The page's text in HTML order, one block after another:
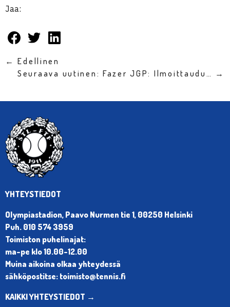
Jaa:
← Edellinen
Seuraava uutinen: Fazer JGP: Ilmoittaudu… →
YHTEYSTIEDOT
Olympiastadion, Paavo Nurmen tie 1, 00250 Helsinki
Puh. 010 574 3959
Toimiston puhelinajat:
ma-pe klo 10.00-12.00
Muina aikoina olkaa yhteydessä
sähköpostitse: toimisto@tennis.fi
KAIKKI YHTEYSTIEDOT →